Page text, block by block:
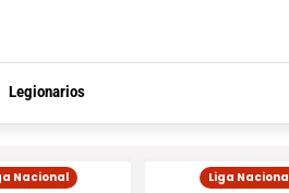
Legionarios
Nacional Liga